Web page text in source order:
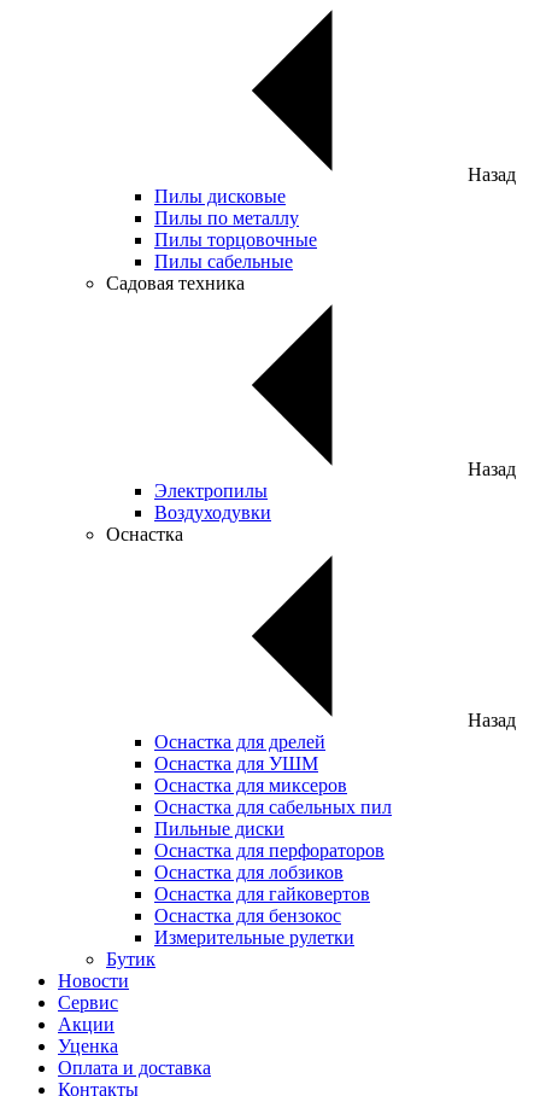
Назад
Пилы дисковые
Пилы по металлу
Пилы торцовочные
Пилы сабельные
Садовая техника
Назад
Электропилы
Воздуходувки
Оснастка
Назад
Оснастка для дрелей
Оснастка для УШМ
Оснастка для миксеров
Оснастка для сабельных пил
Пильные диски
Оснастка для перфораторов
Оснастка для лобзиков
Оснастка для гайковертов
Оснастка для бензокос
Измерительные рулетки
Бутик
Новости
Сервис
Акции
Уценка
Оплата и доставка
Контакты